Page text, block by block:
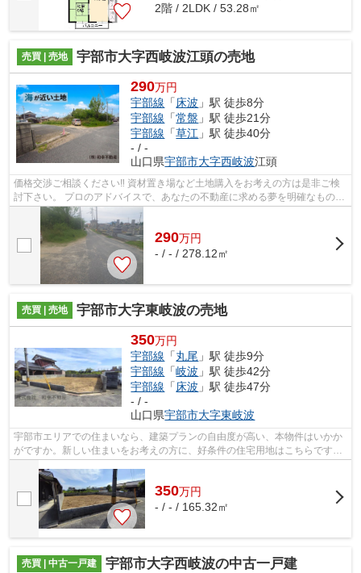
2階 / 2LDK / 53.28㎡
売買 | 売地 宇部市大字西岐波江頭の売地
290万円
宇部線 「 床波 」駅 徒歩8分
宇部線 「常盤 」駅 徒歩21分
宇部線 「草江 」駅 徒歩40分
- / -
山口県宇部市大字西岐波江頭
価格交渉ご相談ください‼ 資材置き場など土地購入をお考えの方は是非ご検
討下さい。 プロのアドバイスで、あなたの不動産に求める夢を明確なものに
しませんか。知識と経験豊富な当社ス...
290万円
- / - / 278.12㎡
売買 | 売地 宇部市大字東岐波の売地
350万円
宇部線 「丸尾 」駅 徒歩9分
宇部線 「岐波 」駅 徒歩42分
宇部線 「 床波 」駅 徒歩47分
- / -
山口県宇部市大字東岐波
宇部市エリアでの住まいなら、建築プランの自由度が高い、本物件はいかか
がですか。新しい住まいをお考えの方に、好条件の住宅用地はこちらです。
不動産探しは当社のスタッフにお任せ...
350万円
- / - / 165.32㎡
売買 | 中古一戸建 宇部市大字西岐波の中古一戸建